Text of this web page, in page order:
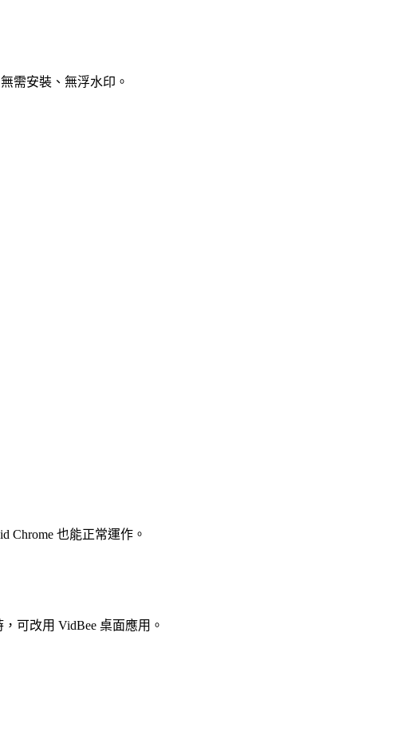
需安裝、無浮水印。
Chrome 也能正常運作。
可改用 VidBee 桌面應用。